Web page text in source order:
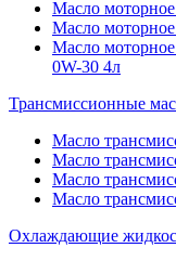
Масло
Масло
Масло
0W-30 4л
Трансмиссионные
Масло
Масло
Масло
Масло
Охлаждающие